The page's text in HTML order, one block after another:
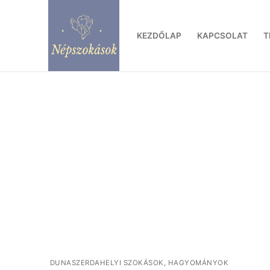
KEZDŐLAP KAPCSOLAT
DUNASZERDAHELYI SZOKÁSOK, HAGYOMÁNYOK